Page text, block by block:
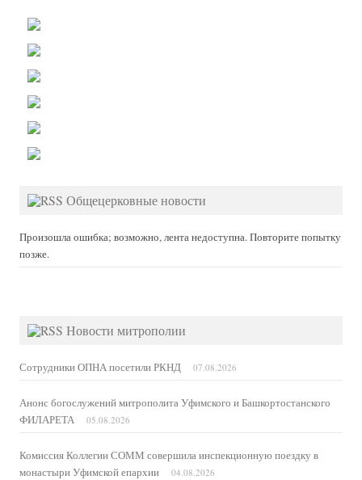
Общецерковные новости
Произошла ошибка; возможно, лента недоступна. Повторите попытку
позже.
Новости митрополии
Сотрудники ОПНА посетили РКНД 07.08.2026
Анонс богослужений митрополита Уфимского и Башкортостанского
ФИЛАРЕТА
05.08.2026
Комиссия Коллегии СОММ совершила инспекционную поездку в
монастыри Уфимской епархии
04.08.2026